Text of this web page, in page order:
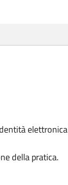
della pratica.